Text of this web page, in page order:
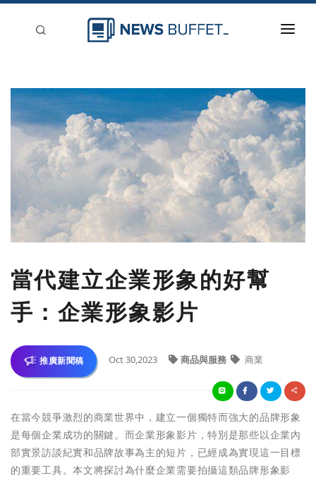
新聞稿分類
登入
刊登
當代建立企業形象的好幫
手：企業形象影片
推廣新聞稿 Oct 30,2023 商品與服務 商業
在當今競爭激烈的商業世界中，建立一個獨特而強大的品牌形象
是每個企業成功的關鍵。而企業形象影片，特別是那些以企業內
部實景訪談紀實和品牌故事為主的短片，已經成為實現這一目標
的重要工具。本文將探討為什麼企業需要拍攝這類品牌形象影